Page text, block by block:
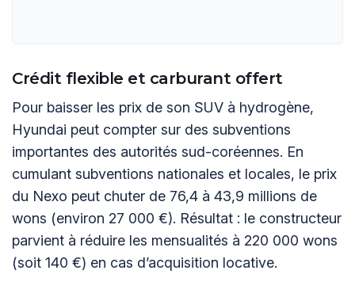
Crédit flexible et carburant offert
Pour baisser les prix de son SUV à hydrogène,
Hyundai peut compter sur des subventions
importantes des autorités sud-coréennes. En
cumulant subventions nationales et locales, le prix
du Nexo peut chuter de 76,4 à 43,9 millions de
wons (environ 27 000 €). Résultat : le constructeur
parvient à réduire les mensualités à 220 000 wons
(soit 140 €) en cas d’acquisition locative.